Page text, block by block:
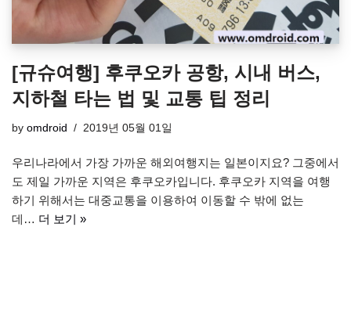
[규슈여행] 후쿠오카 공항, 시내 버스,
지하철 타는 법 및 교통 팁 정리
by omdroid 2019년 05월 01일
우리나라에서 가장 가까운 해외여행지는 일본이지요? 그중에서
도 제일 가까운 지역은 후쿠오카입니다. 후쿠오카 지역을 여행
하기 위해서는 대중교통을 이용하여 이동할 수 밖에 없는
데… 더 보기 »